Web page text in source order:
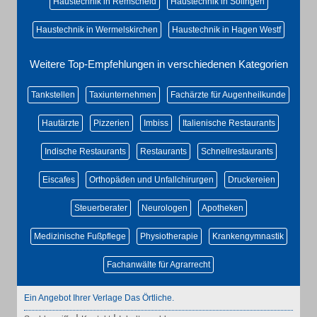
Haustechnik in Wermelskirchen Haustechnik in Hagen Westf
Weitere Top-Empfehlungen in verschiedenen Kategorien
Tankstellen Taxiunternehmen Fachärzte für Augenheilkunde
Hautärzte Pizzerien Imbiss Italienische Restaurants
Indische Restaurants Restaurants Schnellrestaurants
Eiscafes Orthopäden und Unfallchirurgen Druckereien
Steuerberater Neurologen Apotheken
Medizinische Fußpflege Physiotherapie Krankengymnastik
Fachanwälte für Agrarrecht
Ein Angebot Ihrer Verlage Das Örtliche.